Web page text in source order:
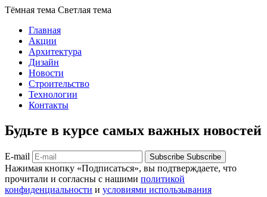
Тёмная тема Светлая тема
Главная
Акции
Архитектура
Дизайн
Новости
Строительство
Технологии
Контакты
Будьте в курсе самых важных новостей
E-mail Subscribe Subscribe
Нажимая кнопку «Подписаться», вы подтверждаете, что
прочитали и согласны с нашими политикой
конфиденциальности и условиями использывания